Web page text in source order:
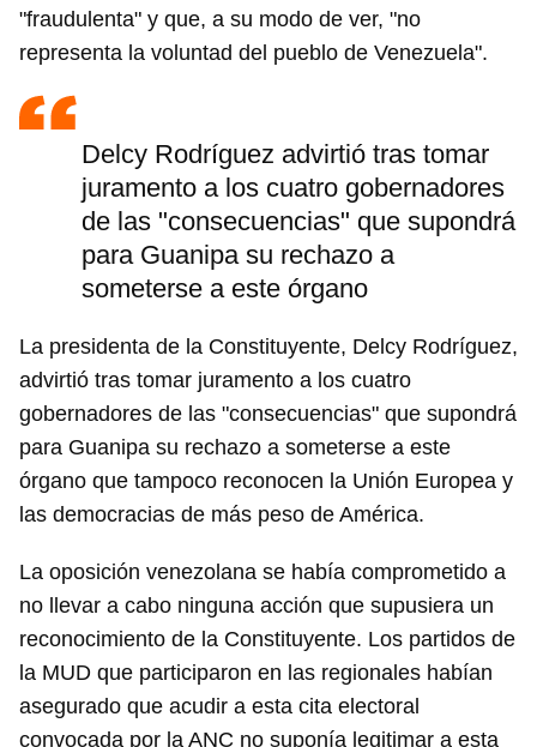
"fraudulenta" y que, a su modo de ver, "no
representa la voluntad del pueblo de Venezuela".
Delcy Rodríguez advirtió tras tomar
juramento a los cuatro gobernadores
de las "consecuencias" que supondrá
para Guanipa su rechazo a
someterse a este órgano
La presidenta de la Constituyente, Delcy Rodríguez,
advirtió tras tomar juramento a los cuatro
gobernadores de las "consecuencias" que supondrá
para Guanipa su rechazo a someterse a este
órgano que tampoco reconocen la Unión Europea y
las democracias de más peso de América.
La oposición venezolana se había comprometido a
no llevar a cabo ninguna acción que supusiera un
reconocimiento de la Constituyente. Los partidos de
la MUD que participaron en las regionales habían
asegurado que acudir a esta cita electoral
convocada por la ANC no suponía legitimar a esta